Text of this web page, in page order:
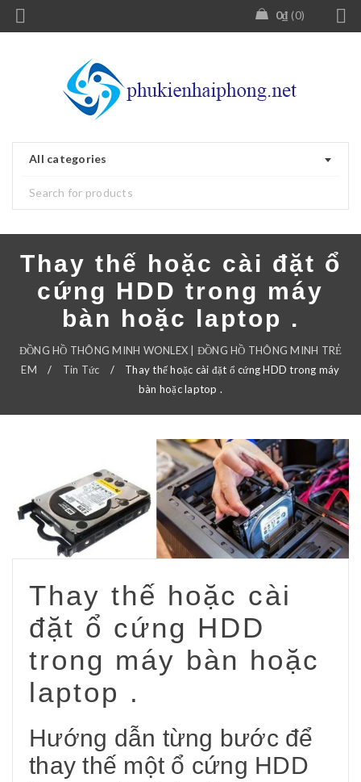
0₫ 0
All categories
Thay thế hoặc cài đặt ổ
cứng HDD trong máy
bàn hoặc laptop .
ĐỒNG HỒ THÔNG MINH WONLEX | ĐỒNG HỒ THÔNG MINH TRẺ
EM
/ Tin Tức /
Thay thế hoặc cài đặt ổ cứng HDD trong máy
bàn hoặc laptop .
Thay thế hoặc cài
đặt ổ cứng HDD
trong máy bàn hoặc
laptop .
Hướng dẫn từng bước để
thay thế một ổ cứng HDD